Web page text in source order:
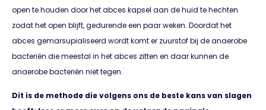
open te houden door het abces kapsel aan de huid te hechten
zodat het open blijft, gedurende een paar weken. Doordat het
abces gemarsupialiseerd wordt komt er zuurstof bij de anaerobe
bacteriën die meestal in het abces zitten en daar kunnen de
anaerobe bacteriën niet tegen.
Dit is de methode die volgens ons de beste kans van slagen